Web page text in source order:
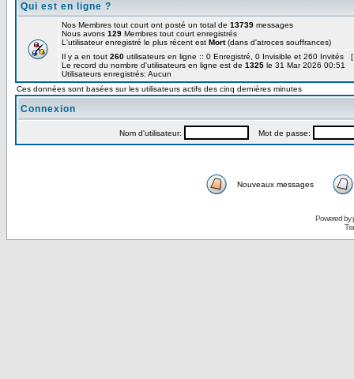
Qui est en ligne ?
Nos Membres tout court ont posté un total de 13739 messages
Nous avons 129 Membres tout court enregistrés
L'utilisateur enregistré le plus récent est Mort(dans d'atroces souffrances)
Il y a en tout 260 utilisateurs en ligne :: 0 Enregistré, 0 Invisible et 260 Invités [
Le record du nombre d'utilisateurs en ligne est de 1325 le 31 Mar 2026 00:51
Utilisateurs enregistrés: Aucun
Ces données sont basées sur les utilisateurs actifs des cinq dernières minutes
Connexion
Nom d'utilisateur: Mot de passe:
Nouveaux messages
Powered by